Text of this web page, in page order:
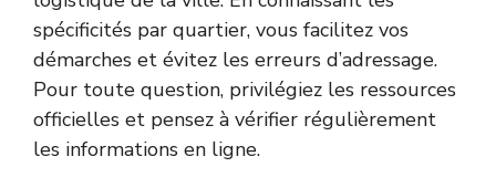
spécificités par quartier, vous facilitez vos
démarches et évitez les erreurs d’adressage.
Pour toute question, privilégiez les ressources
officielles et pensez à vérifier régulièrement
les informations en ligne.